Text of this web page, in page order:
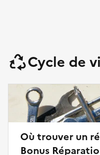
Cycle de
Où trouver un
Bonus